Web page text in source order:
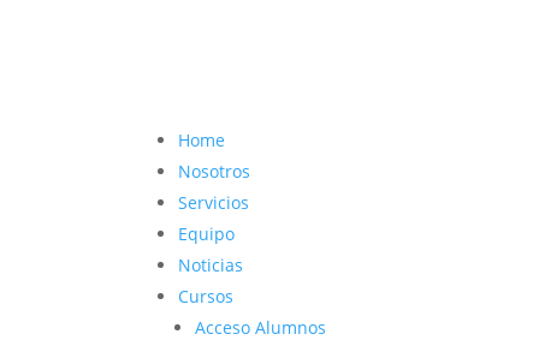
Home
Nosotros
Servicios
Equipo
Noticias
Cursos
Acceso Alumnos